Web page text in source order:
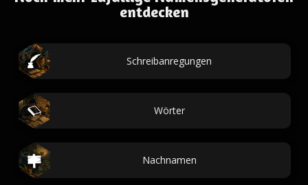
entdecken
Schreibanregungen
Wörter
Nachnamen